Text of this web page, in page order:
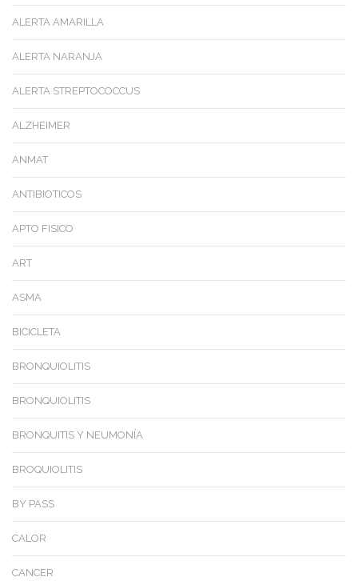
ALERTA AMARILLA
ALERTA NARANJA
ALERTA STREPTOCOCCUS
ALZHEIMER
ANMAT
ANTIBIOTICOS
APTO FISICO
ART
ASMA
BICICLETA
BRONQUIOLITIS
BRONQUIOLITIS
BRONQUITIS Y NEUMONÍA
BROQUIOLITIS
BY PASS
CALOR
CANCER